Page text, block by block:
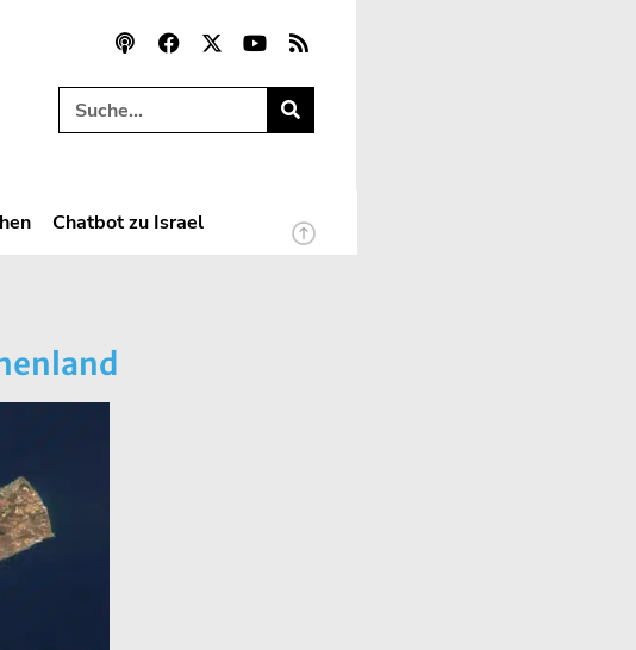
Chatbot zu Israel